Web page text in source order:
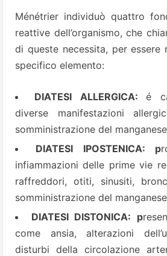
Ménétrier individuò quattro
reattive dell’organismo, che
di queste necessita, per essere
specifico elemento:
DIATESI ALLERGICA:é
diverse manifestazioni
somministrazione del
DIATESI IPOSTENICA: p
infiammazioni delle prime vie
raffreddori, otiti, sinusiti,
somministrazione del
DIATESI DISTONICA: p
come ansia, alterazioni
disturbi della circolazione